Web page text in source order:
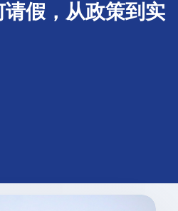
假，从政策到实